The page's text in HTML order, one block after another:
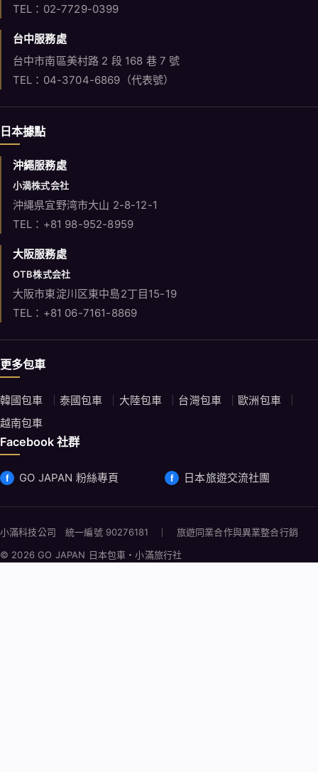
TEL：02-7729-0399
台中服務處
台中市南區美村路 2 段 168 巷 7 號
TEL：04-3704-6869（代表號）
日本據點
沖繩服務處
小満株式会社
沖縄県宜野湾市大山 2-8-12-1
TEL：+81 98-952-8959
大阪服務處
OTB株式会社
大阪市東淀川区東中島2丁目15-19
TEL：+81 06-7161-8869
更多包車
韓國包車 泰國包車 大陸包車 台灣包車
歐洲包車
越南包車
Facebook 社群
GO JAPAN 粉絲專頁 日本旅遊交流社團
小滿科技公司 統一編號 90276181 ｜ 旅遊同業合作與異業整合行銷
© 2026 GO JAPAN 日本包車・小滿旅行社